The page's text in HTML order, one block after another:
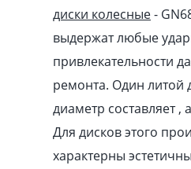
диски колесные-
выдержат любые
привлекательности
ремонта. Один литой
диаметр составляет
Для дисков этого
характерны